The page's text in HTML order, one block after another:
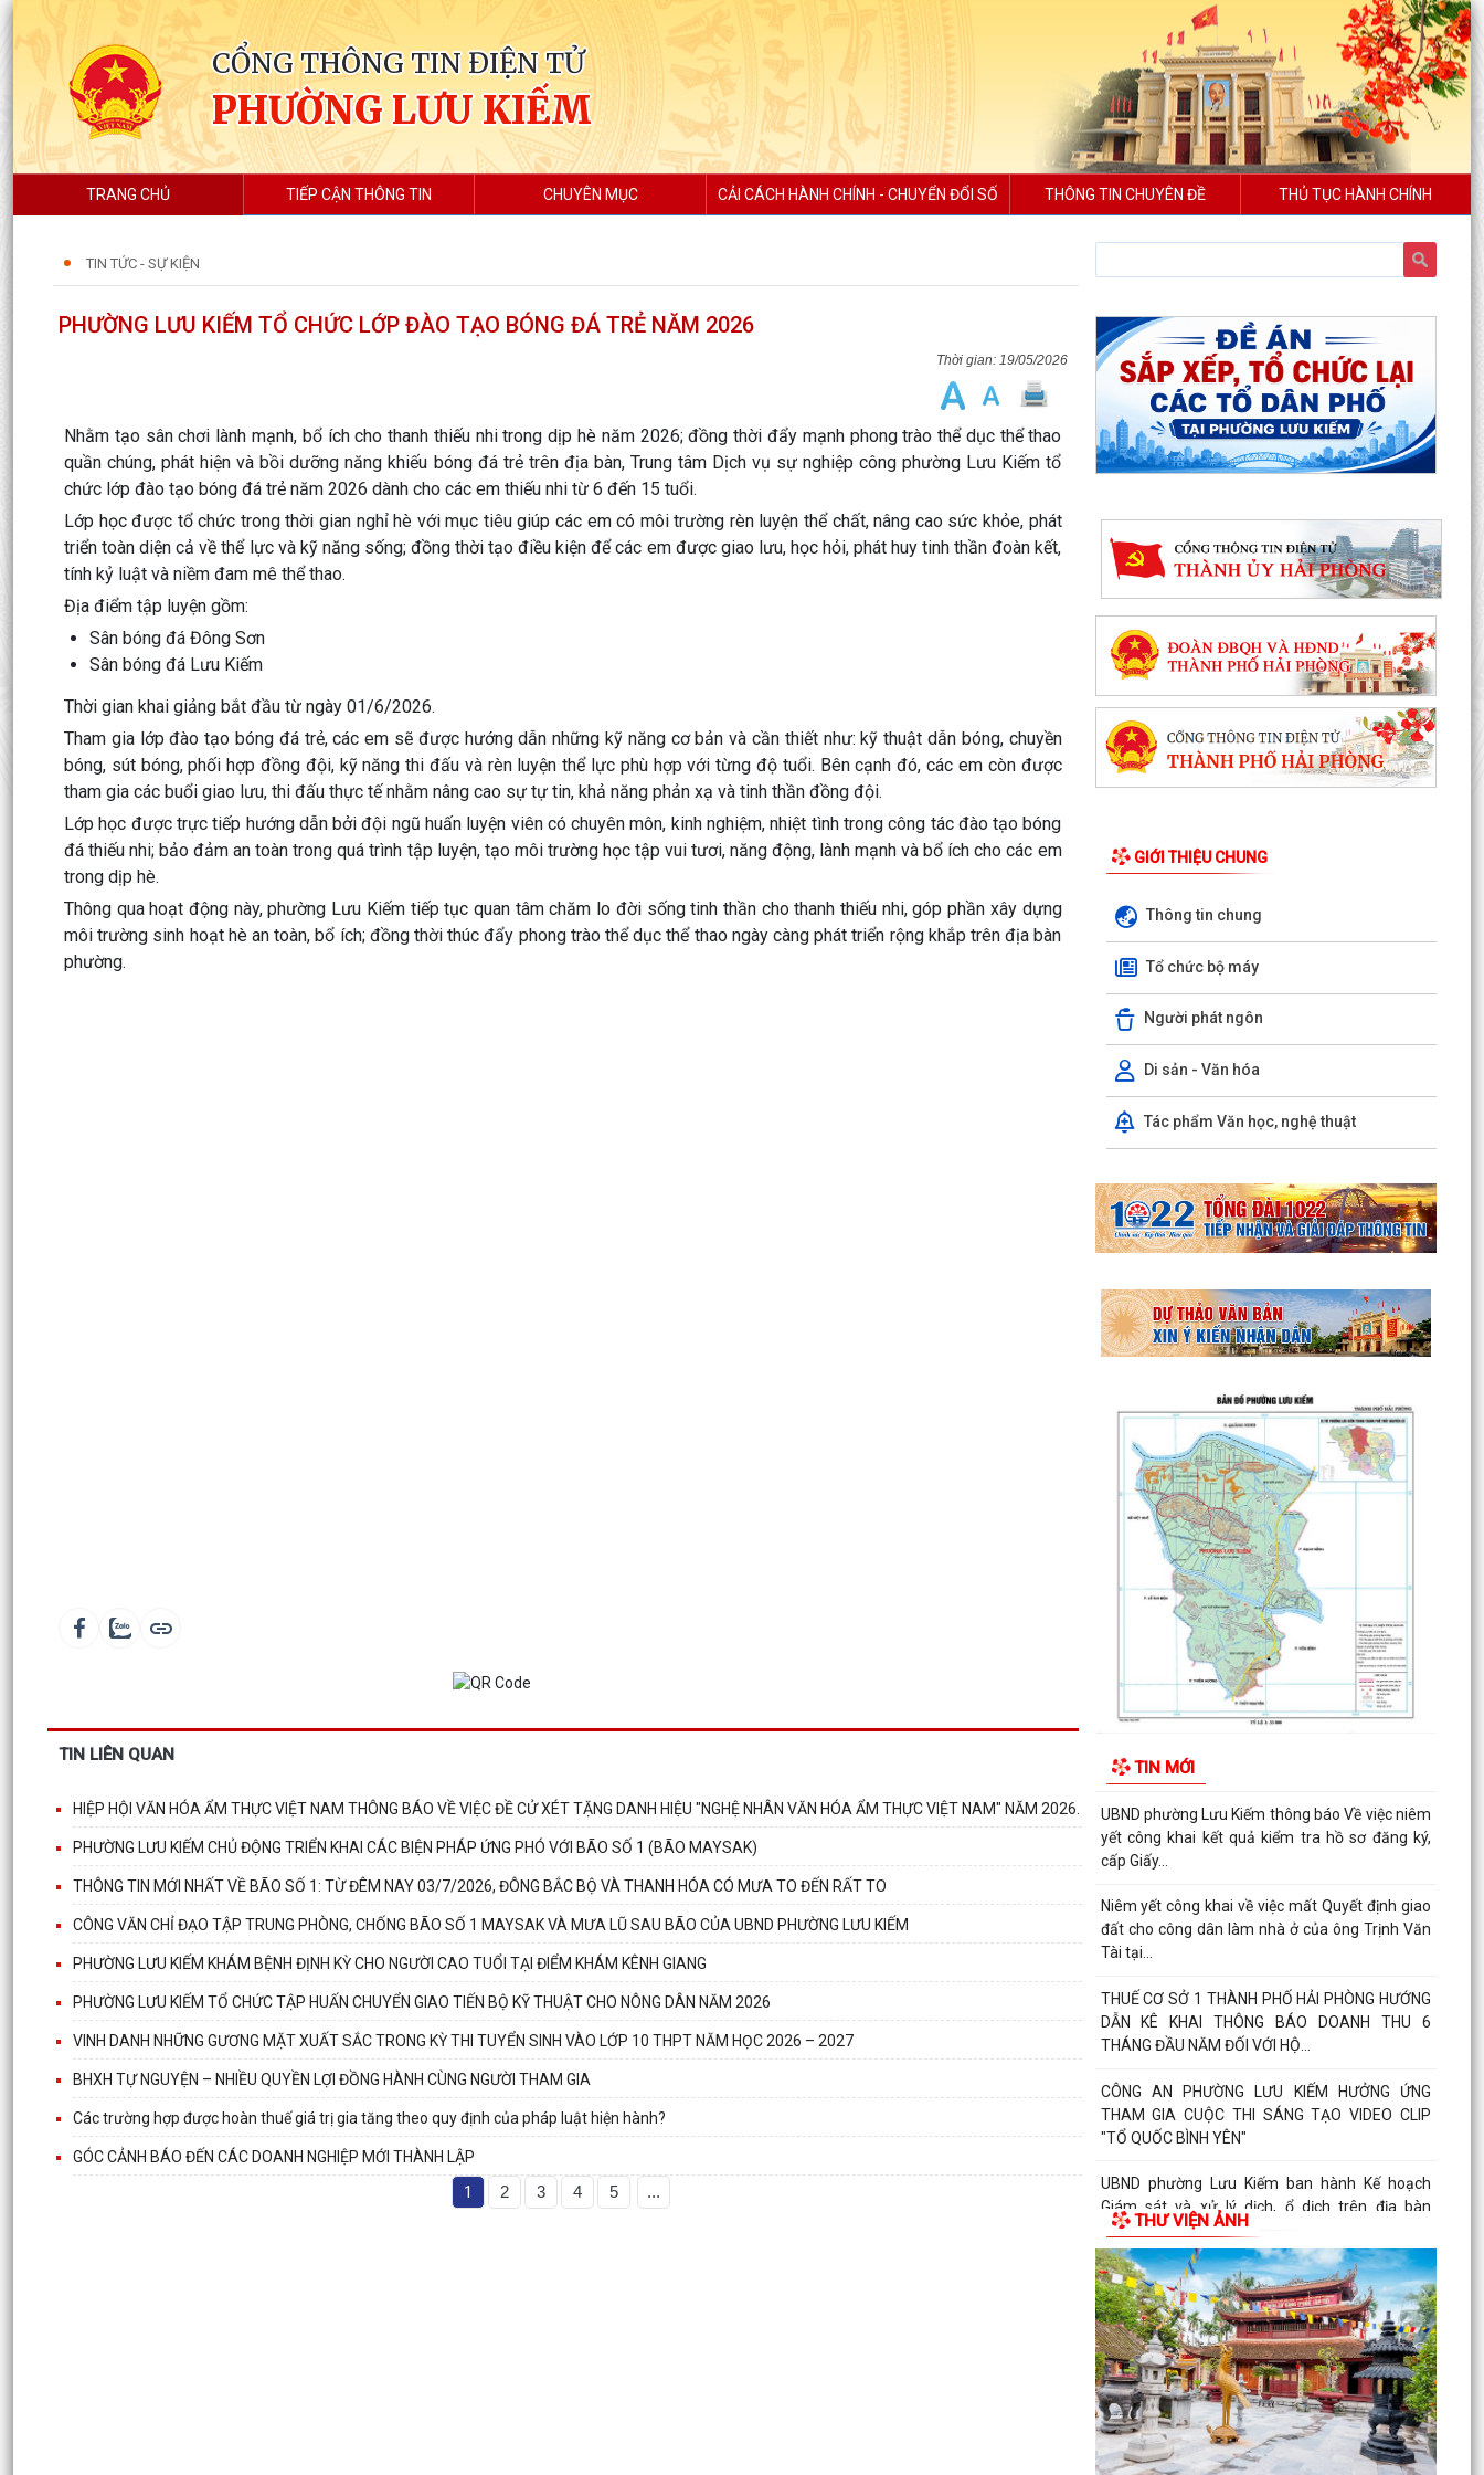
CỔNG THÔNG TIN ĐIỆN TỬ
PHƯỜNG LƯU KIẾM
TRANG CHỦ TIẾP CẬN THÔNG TIN CHUYÊN MỤC CẢI CÁCH HÀNH CHÍNH - CHUYỂN ĐỔI SỐ THÔNG TIN CHUYÊN ĐỀ THỦ TỤC HÀNH CHÍNH
TIN TỨC - SỰ KIỆN
PHƯỜNG LƯU KIẾM TỔ CHỨC LỚP ĐÀO TẠO BÓNG ĐÁ TRẺ NĂM 2026
19/05/2026
Nhằm tạo sân chơi lành mạnh, bổ ích cho thanh thiếu nhi trong dịp hè năm 2026; đồng thời đẩy mạnh phong trào thể dục thể thao
quần chúng, phát hiện và bồi dưỡng năng khiếu bóng đá trẻ trên địa bàn, Trung tâm Dịch vụ sự nghiệp công phường Lưu Kiếm tổ
chức lớp đào tạo bóng đá trẻ năm 2026 dành cho các em thiếu nhi từ 6 đến 15 tuổi.
Lớp học được tổ chức trong thời gian nghỉ hè với mục tiêu giúp các em có môi trường rèn luyện thể chất, nâng cao sức khỏe, phát
triển toàn diện cả về thể lực và kỹ năng sống; đồng thời tạo điều kiện để các em được giao lưu, học hỏi, phát huy tinh thần đoàn kết,
tính kỷ luật và niềm đam mê thể thao.
Địa điểm tập luyện gồm:
Sân bóng đá Đông Sơn
Sân bóng đá Lưu Kiếm
Thời gian khai giảng bắt đầu từ ngày 01/6/2026.
Tham gia lớp đào tạo bóng đá trẻ, các em sẽ được hướng dẫn những kỹ năng cơ bản và cần thiết như: kỹ thuật dẫn bóng, chuyền
bóng, sút bóng, phối hợp đồng đội, kỹ năng thi đấu và rèn luyện thể lực phù hợp với từng độ tuổi. Bên cạnh đó, các em còn được
tham gia các buổi giao lưu, thi đấu thực tế nhằm nâng cao sự tự tin, khả năng phản xạ và tinh thần đồng đội.
Lớp học được trực tiếp hướng dẫn bởi đội ngũ huấn luyện viên có chuyên môn, kinh nghiệm, nhiệt tình trong công tác đào tạo bóng
đá thiếu nhi; bảo đảm an toàn trong quá trình tập luyện, tạo môi trường học tập vui tươi, năng động, lành mạnh và bổ ích cho các em
trong dịp hè.
Thông qua hoạt động này, phường Lưu Kiếm tiếp tục quan tâm chăm lo đời sống tinh thần cho thanh thiếu nhi, góp phần xây dựng
môi trường sinh hoạt hè an toàn, bổ ích; đồng thời thúc đẩy phong trào thể dục thể thao ngày càng phát triển rộng khắp trên địa bàn
phường.
TIN LIÊN QUAN
HIỆP HỘI VĂN HÓA ẨM THỰC VIỆT NAM THÔNG BÁO VỀ VIỆC ĐỀ CỬ XÉT TẶNG DANH HIỆU "NGHỆ NHÂN VĂN HÓA ẨM THỰC VIỆT NAM" NĂM 2026.
PHƯỜNG LƯU KIẾM CHỦ ĐỘNG TRIỂN KHAI CÁC BIỆN PHÁP ỨNG PHÓ VỚI BÃO SỐ 1 (BÃO MAYSAK)
THÔNG TIN MỚI NHẤT VỀ BÃO SỐ 1: TỪ ĐÊM NAY 03/7/2026, ĐÔNG BẮC BỘ VÀ THANH HÓA CÓ MƯA TO ĐẾN RẤT TO
CÔNG VĂN CHỈ ĐẠO TẬP TRUNG PHÒNG, CHỐNG BÃO SỐ 1 MAYSAK VÀ MƯA LŨ SAU BÃO CỦA UBND PHƯỜNG LƯU KIẾM
PHƯỜNG LƯU KIẾM KHÁM BỆNH ĐỊNH KỲ CHO NGƯỜI CAO TUỔI TẠI ĐIỂM KHÁM KÊNH GIANG
PHƯỜNG LƯU KIẾM TỔ CHỨC TẬP HUẤN CHUYỂN GIAO TIẾN BỘ KỸ THUẬT CHO NÔNG DÂN NĂM 2026
VINH DANH NHỮNG GƯƠNG MẶT XUẤT SẮC TRONG KỲ THI TUYỂN SINH VÀO LỚP 10 THPT NĂM HỌC 2026 – 2027
BHXH TỰ NGUYỆN – NHIỀU QUYỀN LỢI ĐỒNG HÀNH CÙNG NGƯỜI THAM GIA
Các trường hợp được hoàn thuế giá trị gia tăng theo quy định của pháp luật hiện hành?
GÓC CẢNH BÁO ĐẾN CÁC DOANH NGHIỆP MỚI THÀNH LẬP
1 2 3 4 5 ...
GIỚI THIỆU CHUNG
Thông tin chung
Tổ chức bộ máy
Người phát ngôn
Di sản - Văn hóa
Tác phẩm Văn học, nghệ thuật
TIN MỚI
CHỨC PHIÊN HỌP THƯỜNG KỲ THÁNG 8 NĂM
2026
UBND PHƯỜNG LƯU KIẾM TỔ CHỨC PHIÊN HỌP
THƯỜNG KỲ THÁNG 8 NĂM 2026
UBDN phường Lưu Kiếm thông báo Về việc niêm
yết công khai kết quả kiểm tra hồ sơ đăng ký,
cấp Giấy...
UBND phường Lưu Kiếm thông báo Về việc niêm
yết công khai kết quả kiểm tra hồ sơ đăng ký,
ĐOÀN KIỂM TRA CỦA BAN THƯỜNG VỤ THÀNH
NGHỆ, ĐỔI MỚI SÁNG...
UBND phường Lưu Kiếm thông báo Về việc niêm
yết công khai kết quả kiểm tra hồ sơ đăng ký,
cấp Giấy...
Niêm yết công khai về việc mất Quyết định giao
đất cho công dân làm nhà ở của ông Trịnh Văn
Tài tại...
THUẾ CƠ SỞ 1 THÀNH PHỐ HẢI PHÒNG HƯỚNG
DẪN KÊ KHAI THÔNG BÁO DOANH THU 6
THÁNG ĐẦU NĂM ĐỐI VỚI HỘ...
CÔNG AN PHƯỜNG LƯU KIẾM HƯỞNG ỨNG
THAM GIA CUỘC THI SÁNG TẠO VIDEO CLIP
"TỔ QUỐC BÌNH YÊN"
UBND phường Lưu Kiếm ban hành Kế hoạch
Giám sát và xử lý dịch, ổ dịch trên địa bàn
phường Lưu Kiếm
UBND phường Lưu Kiếm ban hành Quyết định về
việc giao đất có thu tiền sử dụng đất
UBND phường Lưu Kiếm ban hành các quyết
đinh về việc giao đất có thu tiền sử dụng đất đợt
ngày...
Niêm yết công khai danh sách đề nghị hưởng hỗ
trợ theo Nghị quyết 04/2026/NQ-HĐND đợt 1
THƯ VIỆN ẢNH